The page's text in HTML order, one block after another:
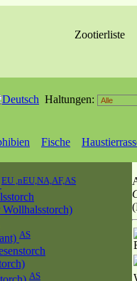
Zootierliste
Haltungen:
Fische
EU ,nEU,NA,AF,AS
AS
AS